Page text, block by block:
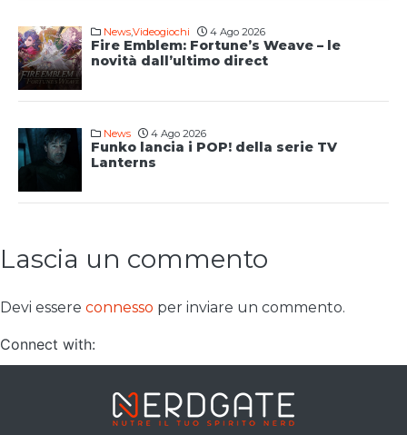
News,Videogiochi 4 Ago 2026
Fire Emblem: Fortune’s Weave – le
novità dall’ultimo direct
News 4 Ago 2026
Funko lancia i POP! della serie TV
Lanterns
Lascia un commento
Devi essere connesso per inviare un commento.
Connect with: